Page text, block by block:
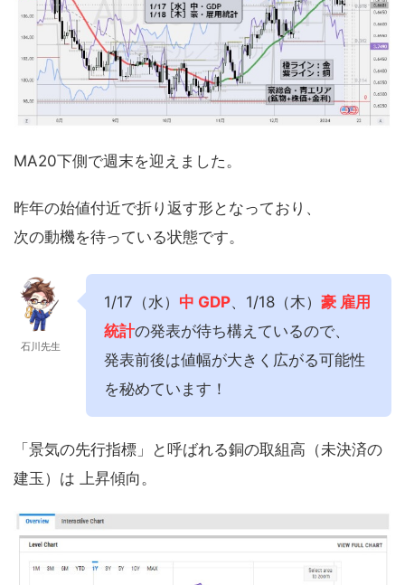
MA20下側で週末を迎えました。
昨年の始値付近で折り返す形となっており、
次の動機を待っている状態です。
石川先生
1/17（水） 中 GDP、1/18（木） 豪 雇用
統計の発表が待ち構えているので、
発表前後は値幅が大きく広がる可能性
を秘めています！
「景気の先行指標」と呼ばれる銅の取組高（未決済の
建玉）は 上昇傾向。